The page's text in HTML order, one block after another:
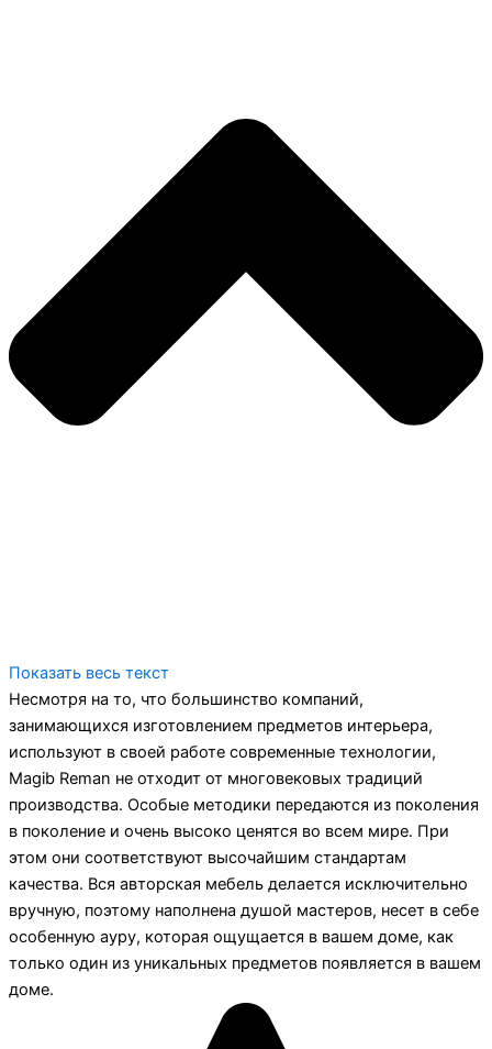
Показать весь текст
Несмотря на то, что большинство компаний,
занимающихся изготовлением предметов интерьера,
используют в своей работе современные технологии,
Magib Reman не отходит от многовековых традиций
производства. Особые методики передаются из поколения
в поколение и очень высоко ценятся во всем мире. При
этом они соответствуют высочайшим стандартам
качества. Вся авторская мебель делается исключительно
вручную, поэтому наполнена душой мастеров, несет в себе
особенную ауру, которая ощущается в вашем доме, как
только один из уникальных предметов появляется в вашем
доме.